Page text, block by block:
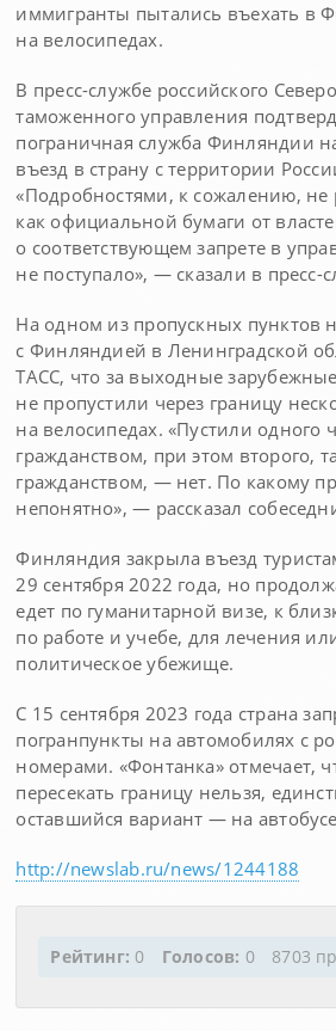
иммигранты пытались въехать в
на велосипедах.
В пресс-службе российского
таможенного управления
пограничная служба Финляндии
въезд в страну с территории
«Подробностями, к сожалению, не
как официальной бумаги от
о соответствующем запрете в
не поступало», — сказали в пресс-
На одном из пропускных пунктов
с Финляндией в Ленинградской
ТАСС, что за выходные
не пропустили через границу
на велосипедах. «Пустили одного
гражданством, при этом второго,
гражданством, — нет. По какому
непонятно», — рассказал
Финляндия закрыла въезд
29 сентября 2022 года, но
едет по гуманитарной визе, к
по работе и учебе, для лечения
политическое убежище.
С 15 сентября 2023 года страна
погранпункты на автомобилях с
номерами. «Фонтанка» отмечает,
пересекать границу нельзя,
оставшийся вариант — на
http://newslab.ru/news/1244188
Рейтинг:0 Голосов: 0 8703